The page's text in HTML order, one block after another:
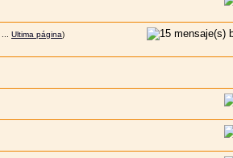
Ultima página)